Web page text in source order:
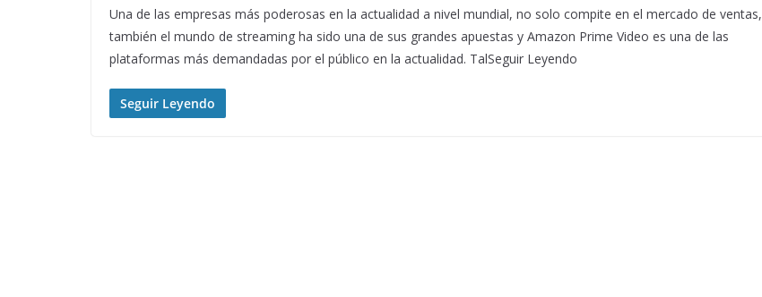
Una de las empresas más poderosas en la actualidad a nivel mundial, no solo compite en el mercado de ventas,
también el mundo de streaming ha sido una de sus grandes apuestas y Amazon Prime Video es una de las
plataformas más demandadas por el público en la actualidad. TalSeguir Leyendo
Seguir Leyendo